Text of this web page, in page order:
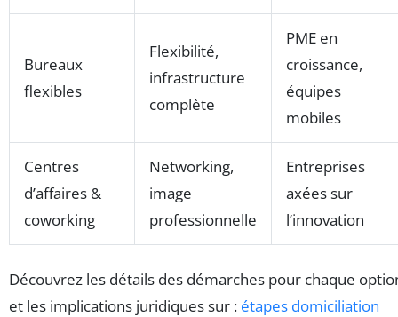
Bureaux
flexibles
Flexibilité,
infrastructure
complète
PME en
croissance,
équipes
mobiles
Centres
d’affaires &
coworking
Networking,
image
professionnelle
Entreprises
axées sur
l’innovation
Découvrez les détails des démarches pour chaque
et les implications juridiques sur : étapes domiciliation